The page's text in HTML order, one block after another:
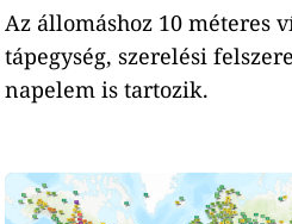
Az állomáshoz 10 méteres
tápegység, szerelési
napelem is tartozik.